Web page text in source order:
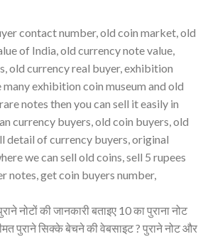
contact number, old coin market, old
of India, old currency note value,
old currency real buyer, exhibition
exhibition coin museum and old
notes then you can sell it easily in
currency buyers, old coin buyers, old
detail of currency buyers, original
we can sell old coins, sell 5 rupees
notes, get coin buyers number,
नोटों की जानकारी बताइए 10 का पुराना नोट
पुराने सिक्के बेचने की वेबसाइट ? पुराने नोट और